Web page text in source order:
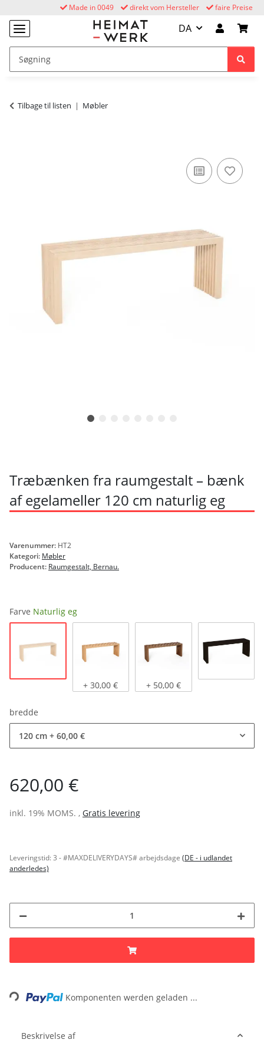
faire Preise
direkt vom Hersteller
Made in 0049
DA
Tilbage til listen Møbler
Træbænken fra raumgestalt – bænk
af egelameller 120 cm naturlig eg
Varenummer: HT2
Kategori: Møbler
Producent: Raumgestalt, Bernau.
Farve Naturlig eg
Lys eg, olieret
+ 30,00 € Mørk eg, olieret
+ 50,00 €
bredde
120 cm + 60,00 €
620,00 €
inkl. 19% MOMS. , Gratis levering
Leveringstid:3 - #MAXDELIVERYDAYS# arbejdsdage (DE - i udlandet
anderledes)
Loading... Komponenten werden geladen ...
Beskrivelse af